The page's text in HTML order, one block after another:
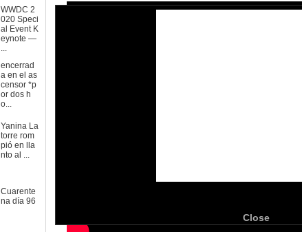
WWDC 2
020 Speci
al Event K
eynote —
...
encerrad
a en el as
censor *p
or dos h
o...
Yanina La
torre rom
pió en lla
nto al ...
Cuarente
na día 96
Close